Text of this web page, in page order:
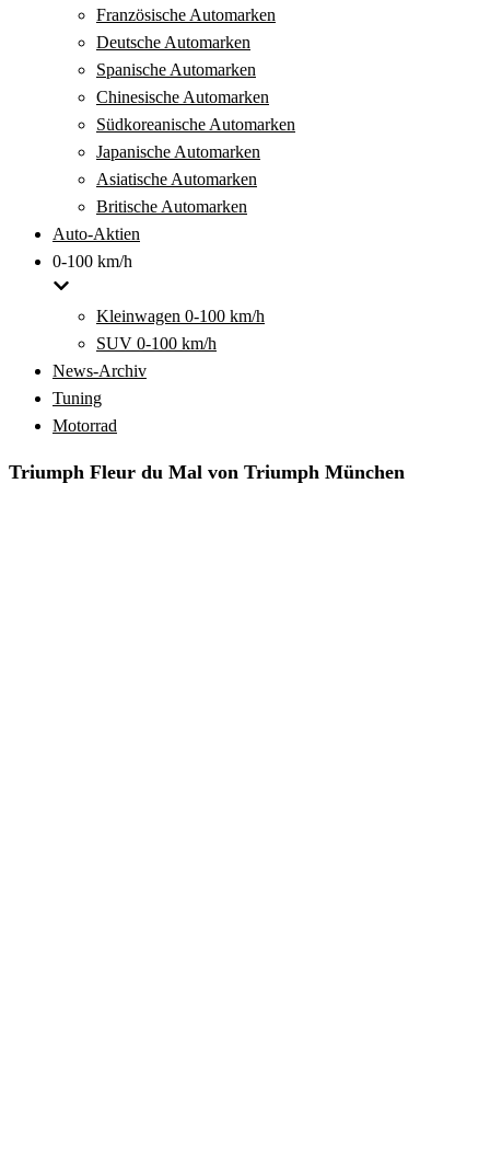
Französische Automarken
Deutsche Automarken
Spanische Automarken
Chinesische Automarken
Südkoreanische Automarken
Japanische Automarken
Asiatische Automarken
Britische Automarken
Auto-Aktien
0-100 km/h
Kleinwagen 0-100 km/h
SUV 0-100 km/h
News-Archiv
Tuning
Motorrad
Triumph Fleur du Mal von Triumph München